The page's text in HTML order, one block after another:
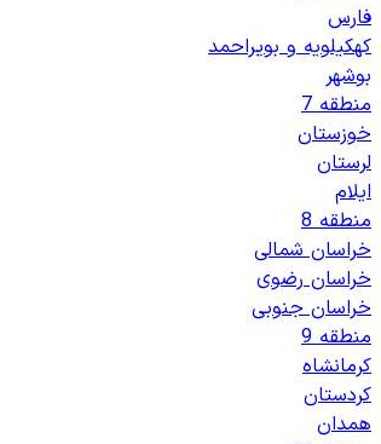
فارس
کهکیلویه و بویراحمد
بوشهر
منطقه 7
خوزستان
لرستان
ایلام
منطقه 8
خراسان شمالی
خراسان رضوی
خراسان جنوبی
منطقه 9
کرمانشاه
کردستان
همدان